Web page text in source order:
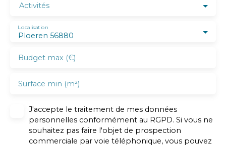
Activités
Ploeren 56880
Localisation
Budget max (€)
Surface min (m²)
J'accepte le traitement de mes données
personnelles conformément au RGPD. Si vous ne
souhaitez pas faire l'objet de prospection
commerciale par voie téléphonique, vous pouvez